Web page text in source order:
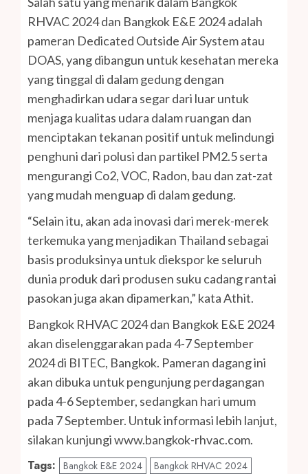
RHVAC 2024 dan Bangkok E&E 2024 adalah
pameran Dedicated Outside Air System atau
DOAS, yang dibangun untuk kesehatan mereka
yang tinggal di dalam gedung dengan
menghadirkan udara segar dari luar untuk
menjaga kualitas udara dalam ruangan dan
menciptakan tekanan positif untuk melindungi
penghuni dari polusi dan partikel PM2.5 serta
mengurangi Co2, VOC, Radon, bau dan zat-zat
yang mudah menguap di dalam gedung.
“Selain itu, akan ada inovasi dari merek-merek
terkemuka yang menjadikan Thailand sebagai
basis produksinya untuk diekspor ke seluruh
dunia produk dari produsen suku cadang rantai
pasokan juga akan dipamerkan,” kata Athit.
Bangkok RHVAC 2024 dan Bangkok E&E 2024
akan diselenggarakan pada 4-7 September
2024 di BITEC, Bangkok. Pameran dagang ini
akan dibuka untuk pengunjung perdagangan
pada 4-6 September, sedangkan hari umum
pada 7 September. Untuk informasi lebih lanjut,
silakan kunjungi www.bangkok-rhvac.com.
Tags: Bangkok E&E 2024 Bangkok RHVAC 2024